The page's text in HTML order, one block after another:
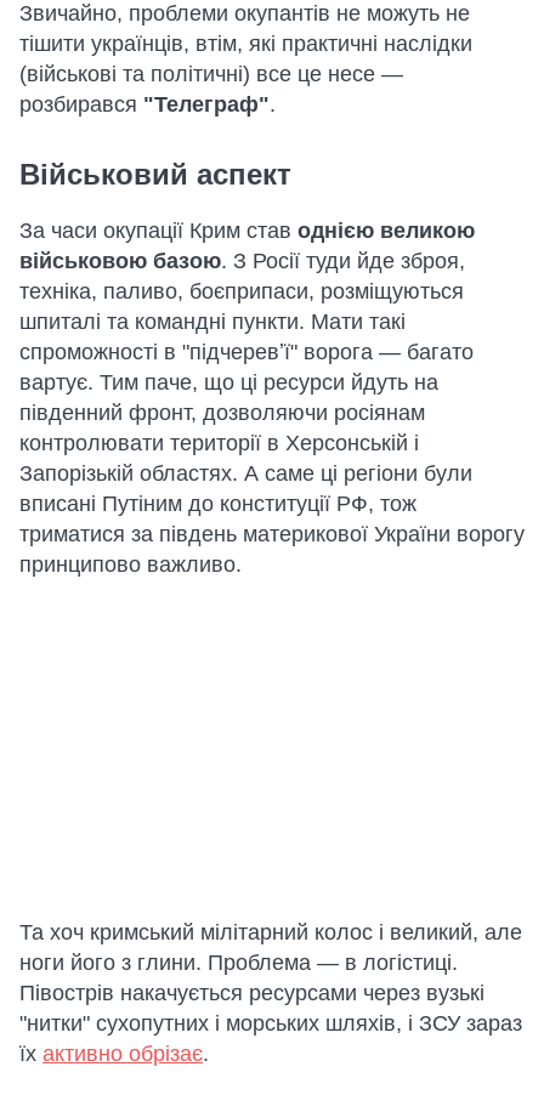
Звичайно, проблеми окупантів не можуть не
тішити українців, втім, які практичні наслідки
(військові та політичні) все це несе —
розбирався "Телеграф".
Військовий аспект
За часи окупації Крим став однією великою
військовою базою. З Росії туди йде зброя,
техніка, паливо, боєприпаси, розміщуються
шпиталі та командні пункти. Мати такі
спроможності в "підчеревʼї" ворога — багато
вартує. Тим паче, що ці ресурси йдуть на
південний фронт, дозволяючи росіянам
контролювати території в Херсонській і
Запорізькій областях. А саме ці регіони були
вписані Путіним до конституції РФ, тож
триматися за південь материкової України ворогу
принципово важливо.
Та хоч кримський мілітарний колос і великий, але
ноги його з глини. Проблема — в логістиці.
Півострів накачується ресурсами через вузькі
"нитки" сухопутних і морських шляхів, і ЗСУ зараз
їх активно обрізає.